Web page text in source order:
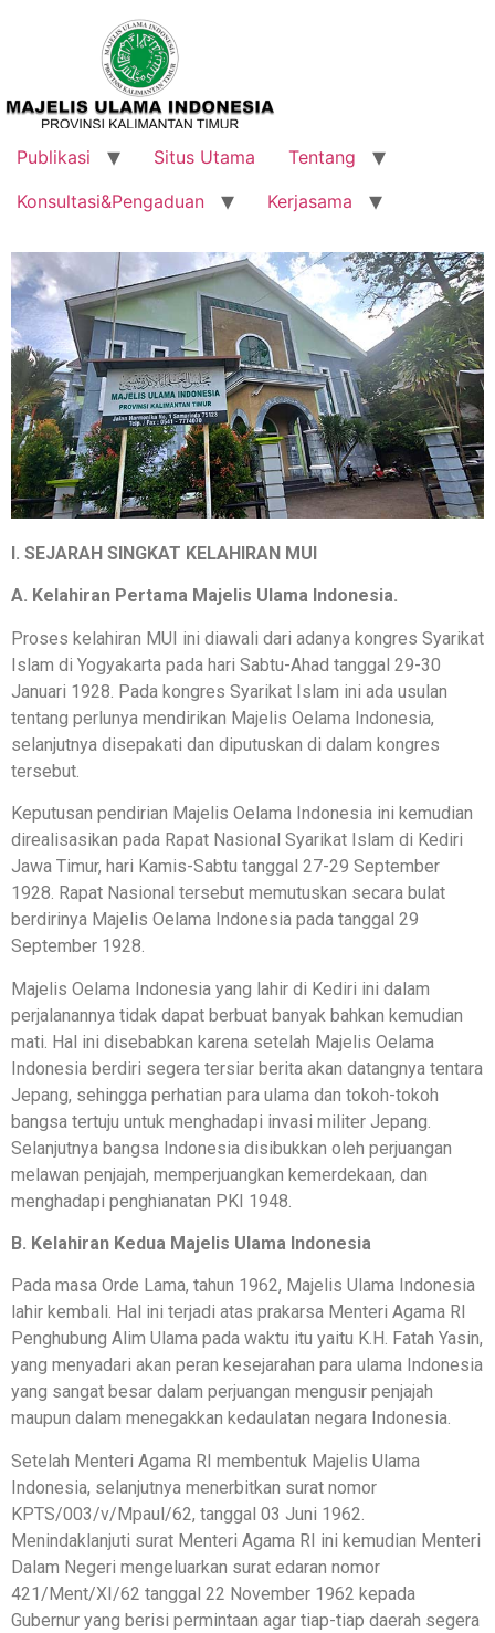
Publikasi Situs Utama
Tentang
Konsultasi&Pengaduan
Kerjasama
I. SEJARAH SINGKAT KELAHIRAN MUI
A. Kelahiran Pertama Majelis Ulama Indonesia.
Proses kelahiran MUI ini diawali dari adanya kongres Syarikat
Islam di Yogyakarta pada hari Sabtu-Ahad tanggal 29-30
Januari 1928. Pada kongres Syarikat Islam ini ada usulan
tentang perlunya mendirikan Majelis Oelama Indonesia,
selanjutnya disepakati dan diputuskan di dalam kongres
tersebut.
Keputusan pendirian Majelis Oelama Indonesia ini kemudian
direalisasikan pada Rapat Nasional Syarikat Islam di Kediri
Jawa Timur, hari Kamis-Sabtu tanggal 27-29 September
1928. Rapat Nasional tersebut memutuskan secara bulat
berdirinya Majelis Oelama Indonesia pada tanggal 29
September 1928.
Majelis Oelama Indonesia yang lahir di Kediri ini dalam
perjalanannya tidak dapat berbuat banyak bahkan kemudian
mati. Hal ini disebabkan karena setelah Majelis Oelama
Indonesia berdiri segera tersiar berita akan datangnya tentara
Jepang, sehingga perhatian para ulama dan tokoh-tokoh
bangsa tertuju untuk menghadapi invasi militer Jepang.
Selanjutnya bangsa Indonesia disibukkan oleh perjuangan
melawan penjajah, memperjuangkan kemerdekaan, dan
menghadapi penghianatan PKI 1948.
B. Kelahiran Kedua Majelis Ulama Indonesia
Pada masa Orde Lama, tahun 1962, Majelis Ulama Indonesia
lahir kembali. Hal ini terjadi atas prakarsa Menteri Agama RI
Penghubung Alim Ulama pada waktu itu yaitu K.H. Fatah Yasin,
yang menyadari akan peran kesejarahan para ulama Indonesia
yang sangat besar dalam perjuangan mengusir penjajah
maupun dalam menegakkan kedaulatan negara Indonesia.
Setelah Menteri Agama RI membentuk Majelis Ulama
Indonesia, selanjutnya menerbitkan surat nomor
KPTS/003/v/Mpaul/62, tanggal 03 Juni 1962.
Menindaklanjuti surat Menteri Agama RI ini kemudian Menteri
Dalam Negeri mengeluarkan surat edaran nomor
421/Ment/XI/62 tanggal 22 November 1962 kepada
Gubernur yang berisi permintaan agar tiap-tiap daerah segera